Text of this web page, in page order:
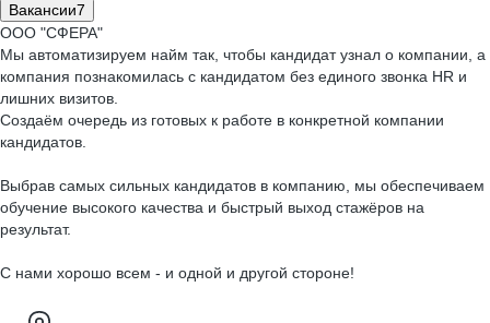
Вакансии7
ООО "СФЕРА"
Мы автоматизируем найм так, чтобы кандидат узнал о компании, а
компания познакомилась с кандидатом без единого звонка HR и
лишних визитов.
Создаём очередь из готовых к работе в конкретной компании
кандидатов.
Выбрав самых сильных кандидатов в компанию, мы обеспечиваем
обучение высокого качества и быстрый выход стажёров на
результат.
С нами хорошо всем - и одной и другой стороне!